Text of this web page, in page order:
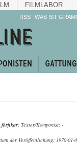
FILMLABOR
RSS WAS IST
férfikar; Texter/Komponist: -
der Veröffentlichung: 1970-01-